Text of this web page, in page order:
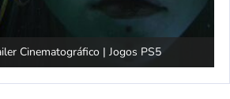
Cinematográfico | Jogos PS5